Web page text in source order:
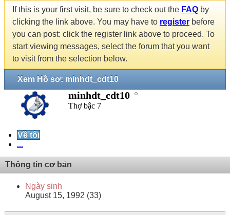
If this is your first visit, be sure to check out the FAQ by
clicking the link above. You may have to register before
you can post: click the register link above to proceed. To
start viewing messages, select the forum that you want
to visit from the selection below.
Xem Hồ sơ: minhdt_cdt10
minhdt_cdt10
Thợ bậc 7
Về tôi
...
Thông tin cơ bản
Ngày sinh
August 15, 1992 (33)